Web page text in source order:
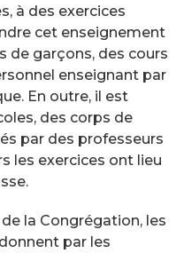
à des exercices
cet enseignement
de garçons, des cours
enseignant par
En outre, il est
des corps de
par des professeurs
les exercices ont lieu
la Congrégation, les
par les